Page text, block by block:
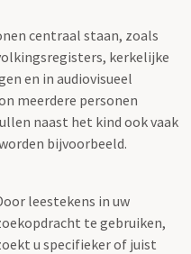
centraal staan, zoals
kerkelijke
en in audiovisueel
meerdere personen
naast het kind ook vaak
bijvoorbeeld.
leestekens in uw
te gebruiken,
u specifieker of juist